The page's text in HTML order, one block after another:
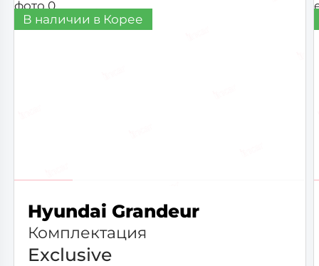
В наличии в Корее
Hyundai Grandeur
Комплектация
Exclusive